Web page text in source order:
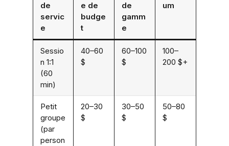
de
servic
e
e de
budge
t
de
gamm
e
um
Sessio
n 1:1
(60
min)
40–60
$
60–100
$
100–
200 $+
Petit
groupe
(par
person
20–30
$
30–50
$
50–80
$